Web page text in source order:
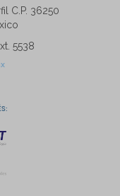
C.P. 36250
5538